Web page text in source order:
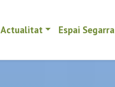
Actualitat Espai Segarra